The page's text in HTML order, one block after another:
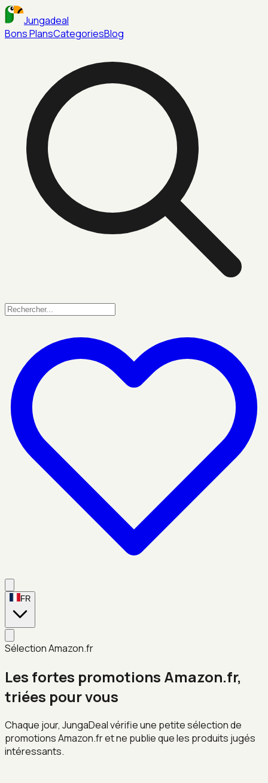
Jungadeal
Bons PlansCategoriesBlog
FR
Sélection Amazon.fr
Les fortes promotions Amazon.fr,
triées pour vous
Chaque jour, JungaDeal vérifie une petite sélection de
promotions Amazon.fr et ne publie que les produits jugés
intéressants.